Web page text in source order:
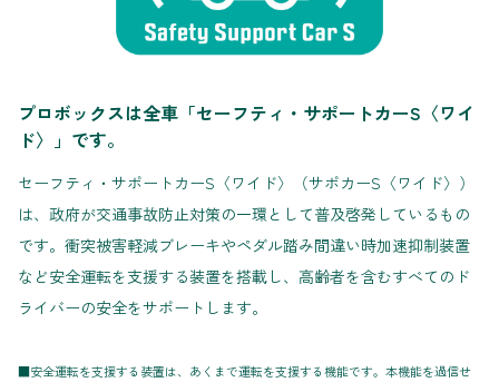
プロボックスは全車「セーフティ・サポートカーS〈ワイ
ド〉」です。
セーフティ・サポートカーS〈ワイド〉（サポカーS〈ワイド〉）
は、政府が交通事故防止対策の一環として普及啓発しているもの
です。衝突被害軽減ブレーキやペダル踏み間違い時加速抑制装置
など安全運転を支援する装置を搭載し、高齢者を含むすべてのド
ライバーの安全をサポートします。
■安全運転を支援する装置は、あくまで運転を支援する機能です。本機能を過信せ